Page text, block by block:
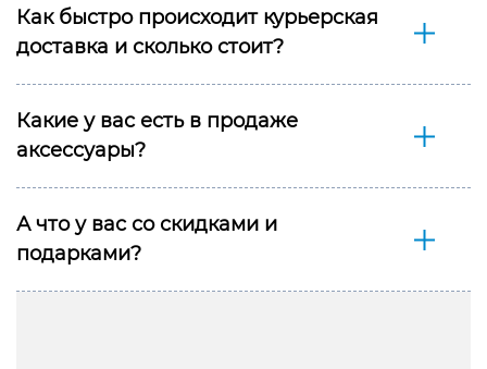
Как быстро происходит курьерская
доставка и сколько стоит?
Какие у вас есть в продаже
аксессуары?
А что у вас со скидками и
подарками?
+7 812 318-40-14
(c 10:00 до 21:00, без
выходных)